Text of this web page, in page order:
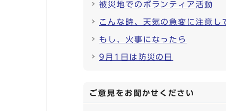
被災地でのボランティア活動
こんな時、天気の急変に注意し
もし、火事になったら
9月1日は防災の日
ご意見をお聞かせください